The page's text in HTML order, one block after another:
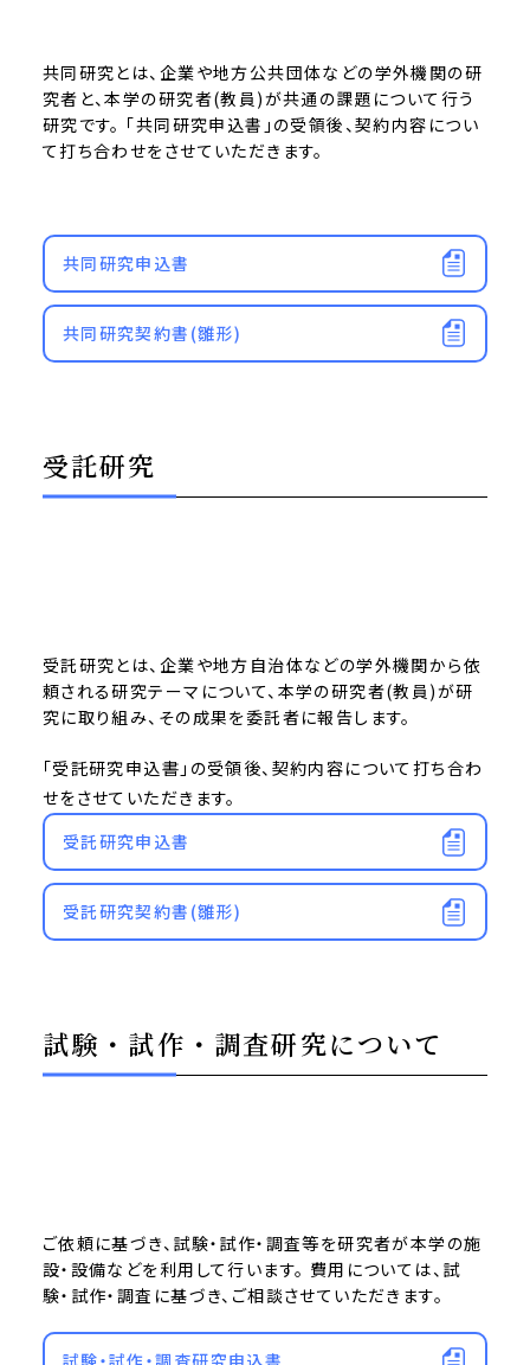
共同研究とは、企業や地方公共団体などの学外機関の研
究者と、本学の研究者(教員)が共通の課題について行う
研究です。 「共同研究申込書」の受領後、契約内容につい
て打ち合わせをさせていただきます。
共同研究申込書
共同研究契約書(雛形)
受託研究
受託研究とは、企業や地方自治体などの学外機関から依
頼される研究テーマについて、本学の研究者(教員)が研
究に取り組み、その成果を委託者に報告します。
「受託研究申込書」の受領後、契約内容について打ち合わ
せをさせていただきます。
受託研究申込書
受託研究契約書(雛形)
試験・試作・調査研究について
ご依頼に基づき、試験・試作・調査等を研究者が本学の施
設・設備などを利用して行います。 費用については、試
験・試作・調査に基づき、ご相談させていただきます。